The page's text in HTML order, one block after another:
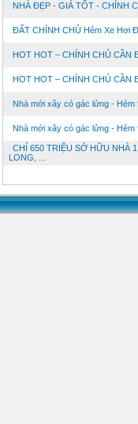
NHÀ ĐẸP - GIÁ TỐT - CHÍNH
ĐẤT CHÍNH CHỦ Hẻm Xe Hơi
HOT HOT – CHÍNH CHỦ CẦN
HOT HOT – CHÍNH CHỦ CẦN
Nhà mới xây có gác lửng - Hẻm
Nhà mới xây có gác lửng - Hẻm
CHỈ 650 TRIỆU SỞ HỮU NHÀ
LONG, ...